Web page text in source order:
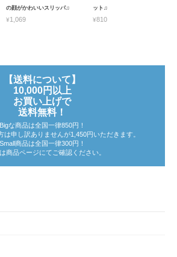
の顔がかわいいスリッパ♫
¥1,069
ット♫
¥810
【送料について】
10,000円以上
お買い上げで
送料無料！
Bigな商品は全国一律850円！
申し訳ありませんが1,450円いただきます。
Small商品は全国一律300円！
商品ページにてご確認ください。